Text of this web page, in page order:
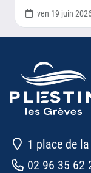
ven 19 juin
1 place de
02 96 35 62